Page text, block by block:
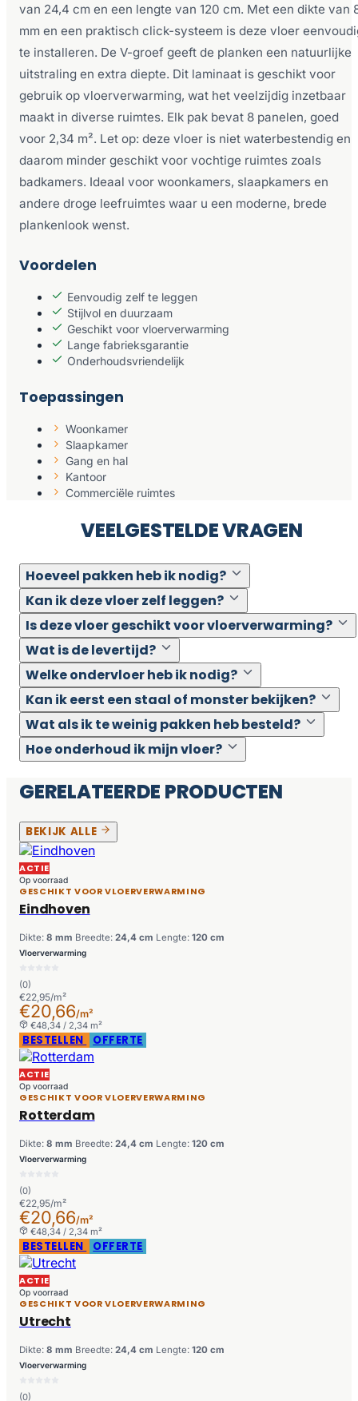
van 24,4 cm en een lengte van 120 cm. Met een dikte van
mm en een praktisch click-systeem is deze vloer
te installeren. De V-groef geeft de planken een natuurlijke
uitstraling en extra diepte. Dit laminaat is geschikt voor
gebruik op vloerverwarming, wat het veelzijdig inzetbaar
maakt in diverse ruimtes. Elk pak bevat 8 panelen, goed
voor 2,34 m². Let op: deze vloer is niet waterbestendig en
daarom minder geschikt voor vochtige ruimtes zoals
badkamers. Ideaal voor woonkamers, slaapkamers en
andere droge leefruimtes waar u een moderne, brede
plankenlook wenst.
Voordelen
Eenvoudig zelf te leggen
Stijlvol en duurzaam
Geschikt voor vloerverwarming
Lange fabrieksgarantie
Onderhoudsvriendelijk
Toepassingen
Woonkamer
Slaapkamer
Gang en hal
Kantoor
Commerciële ruimtes
VEELGESTELDE VRAGEN
Hoeveel pakken heb ik nodig?
Kan ik deze vloer zelf leggen?
Is deze vloer geschikt voor vloerverwarming?
Wat is de levertijd?
Welke ondervloer heb ik nodig?
Kan ik eerst een staal of monster bekijken?
Wat als ik te weinig pakken heb besteld?
Hoe onderhoud ik mijn vloer?
GERELATEERDE PRODUCTEN
BEKIJK ALLE
ACTIE
Op voorraad
GESCHIKT VOOR VLOERVERWARMING
Eindhoven
Dikte: 8 mm Breedte: 24,4 cm Lengte: 120 cm
Vloerverwarming
(0)
€22,95/m²
€20,66/m²
€48,34 / 2,34 m²
BESTELLEN OFFERTE
ACTIE
Op voorraad
GESCHIKT VOOR VLOERVERWARMING
Rotterdam
Dikte: 8 mm Breedte: 24,4 cm Lengte: 120 cm
Vloerverwarming
(0)
€22,95/m²
€20,66/m²
€48,34 / 2,34 m²
BESTELLEN OFFERTE
ACTIE
Op voorraad
GESCHIKT VOOR VLOERVERWARMING
Utrecht
Dikte: 8 mm Breedte: 24,4 cm Lengte: 120 cm
Vloerverwarming
(0)